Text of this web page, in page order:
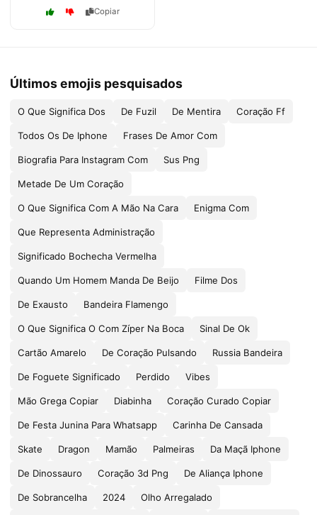
Copiar
Últimos emojis pesquisados
O Que Significa Dos De Fuzil De Mentira Coração Ff
Todos Os De Iphone Frases De Amor Com
Biografia Para Instagram Com Sus Png
Metade De Um Coração
O Que Significa Com A Mão Na Cara Enigma Com
Que Representa Administração
Significado Bochecha Vermelha
Quando Um Homem Manda De Beijo Filme Dos
De Exausto Bandeira Flamengo
O Que Significa O Com Zíper Na Boca Sinal De Ok
Cartão Amarelo De Coração Pulsando Russia Bandeira
De Foguete Significado Perdido Vibes
Mão Grega Copiar Diabinha Coração Curado Copiar
De Festa Junina Para Whatsapp Carinha De Cansada
Skate Dragon Mamão Palmeiras Da Maçã Iphone
De Dinossauro Coração 3d Png De Aliança Iphone
De Sobrancelha 2024 Olho Arregalado